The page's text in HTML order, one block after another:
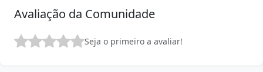
Avaliação da Comunidade
Seja o primeiro a avaliar!